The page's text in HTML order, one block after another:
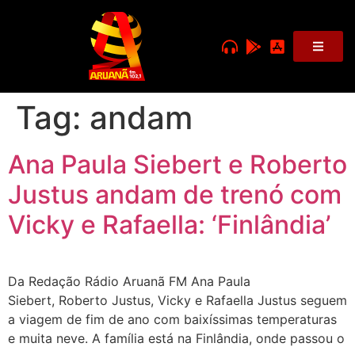
Tag: andam
Ana Paula Siebert e Roberto
Justus andam de trenó com
Vicky e Rafaella: ‘Finlândia’
Da Redação Rádio Aruanã FM Ana Paula
Siebert, Roberto Justus, Vicky e Rafaella Justus seguem
a viagem de fim de ano com baixíssimas temperaturas
e muita neve. A família está na Finlândia, onde passou o